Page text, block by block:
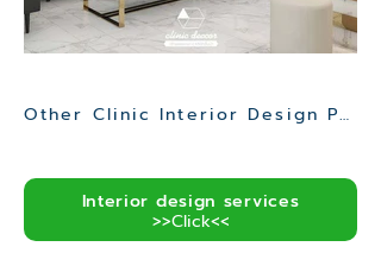
Other Clinic Interior Design Project>>
Interior design services
>>Click<<